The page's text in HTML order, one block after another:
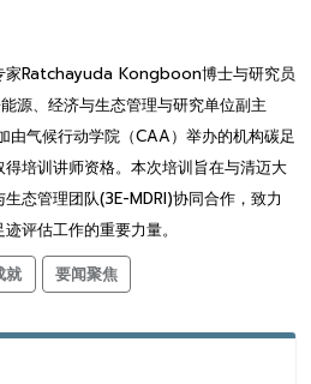
家Ratchayuda Kongboon博士与研究员
源、经济与生态管理与研究单位副主
由气候行动学院（CAA）举办的机构碳足
培训讲师资格。本次培训旨在与清迈大
态管理团队(3E-MDRI)协同合作，致力
评估工作的重要力量。
就 要闻聚焦